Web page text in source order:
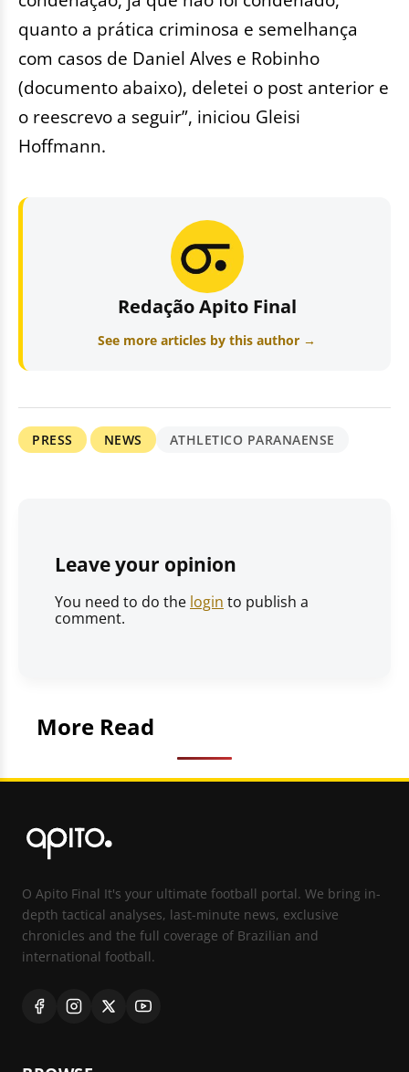
quanto a prática criminosa e semelhança
com casos de Daniel Alves e Robinho
(documento abaixo), deletei o post anterior e
o reescrevo a seguir”, iniciou Gleisi
Hoffmann.
Redação Apito Final
See more articles by this author →
PRESS NEWS ATHLETICO PARANAENSE
Leave your opinion
You need to do the login to publish a
comment.
More Read
O Apito Final It's your ultimate football portal. We bring in-
depth tactical analyses, last-minute news, exclusive
chronicles and the full coverage of Brazilian and
international football.